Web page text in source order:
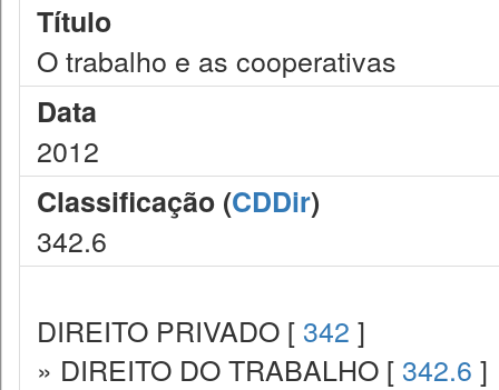
Título
O trabalho e as cooperativas
Data
2012
Classificação (CDDir)
342.6
DIREITO PRIVADO [ 342 ]
» DIREITO DO TRABALHO [ 342.6 ]